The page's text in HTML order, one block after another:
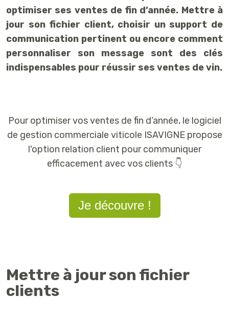
optimiser ses ventes de fin d’année. Mettre à
jour son fichier client, choisir un support de
communication pertinent ou encore comment
personnaliser son message sont des clés
indispensables pour réussir ses ventes de vin.
Pour optimiser vos ventes de fin d’année, le logiciel
de gestion commerciale viticole ISAVIGNE propose
l'option relation client pour communiquer
efficacement avec vos clients 👇
Je découvre !
Mettre à jour son fichier
clients